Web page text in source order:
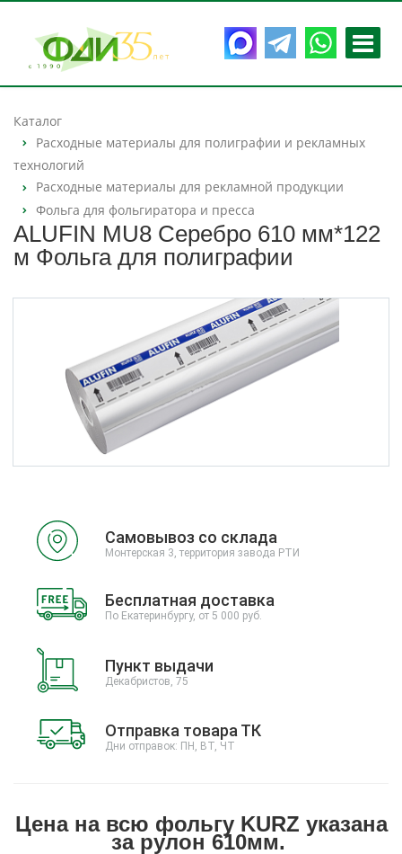
Каталог
Расходные материалы для полиграфии и рекламных
технологий
Расходные материалы для рекламной продукции
Фольга для фольгиратора и пресса
ALUFIN MU8 Серебро 610 мм*122
м Фольга для полиграфии
Самовывоз со склада
Монтерская 3, территория завода РТИ
Бесплатная доставка
По Екатеринбургу, от 5 000 руб.
Пункт выдачи
Декабристов, 75
Отправка товара ТК
Дни отправок: ПН, ВТ, ЧТ
Цена на всю фольгу KURZ указана
за рулон 610мм.